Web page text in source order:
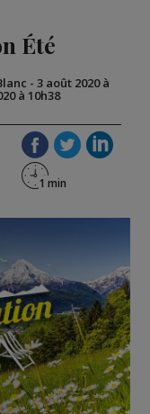
Été
- 3 août 2020 à
à 10h38